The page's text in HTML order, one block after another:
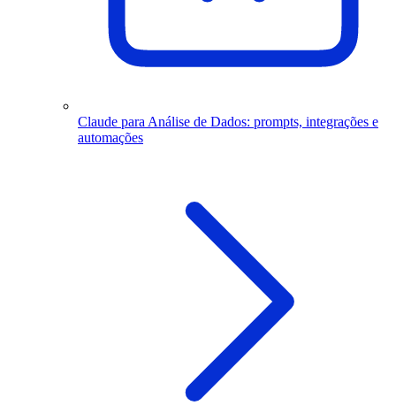
Claude para Análise de Dados: prompts, integrações e
automações